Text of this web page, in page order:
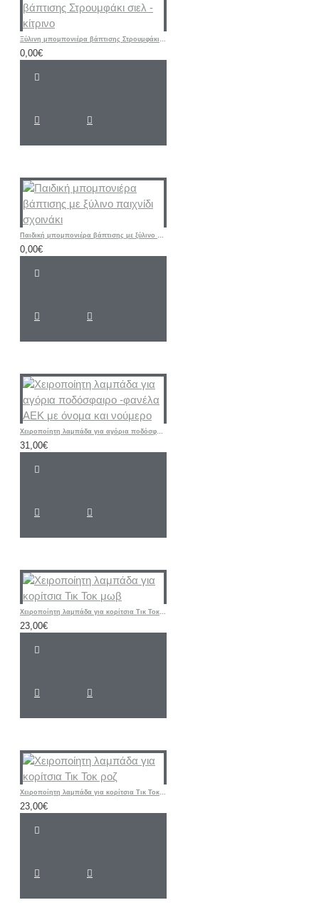
Ξύλινη μπομπονιέρα βάπτισης Στρουμφάκι σιελ - κίτρινο
0,00€
Παιδική μπομπονιέρα βάπτισης με ξύλινο παιχνίδι σχοινάκι
0,00€
Χειροποίητη λαμπάδα για αγόρια ποδόσφαιρο -φανέλα ΑΕΚ με όνομα και νούμερο
31,00€
Χειροποίητη λαμπάδα για κορίτσια Τικ Τοκ μωβ
23,00€
Χειροποίητη λαμπάδα για κορίτσια Τικ Τοκ ροζ
23,00€